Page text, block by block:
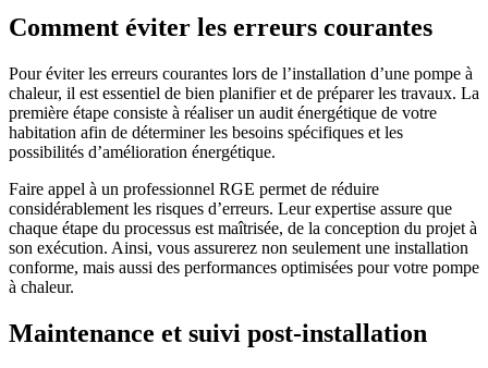
Comment éviter les erreurs courantes
Pour éviter les erreurs courantes lors de l’installation d’une pompe à
chaleur, il est essentiel de bien planifier et de préparer les travaux. La
première étape consiste à réaliser un audit énergétique de votre
habitation afin de déterminer les besoins spécifiques et les
possibilités d’amélioration énergétique.
Faire appel à un professionnel RGE permet de réduire
considérablement les risques d’erreurs. Leur expertise assure que
chaque étape du processus est maîtrisée, de la conception du projet à
son exécution. Ainsi, vous assurerez non seulement une installation
conforme, mais aussi des performances optimisées pour votre pompe
à chaleur.
Maintenance et suivi post-installation